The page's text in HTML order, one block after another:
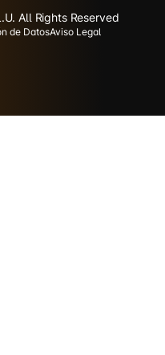
All Rights Reserved
de DatosAviso Legal